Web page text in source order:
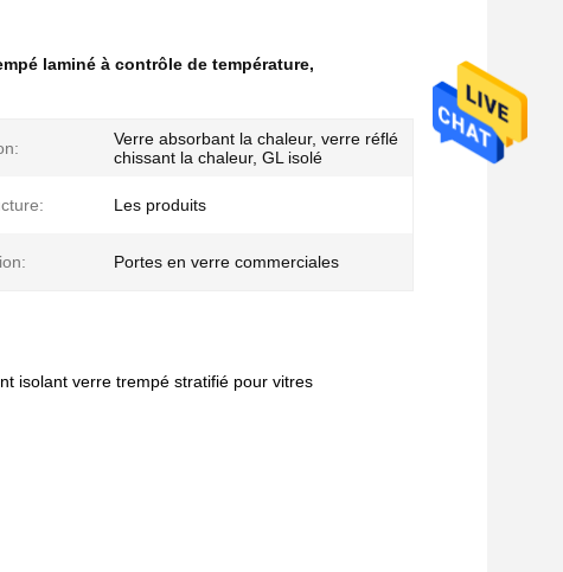
laminé à contrôle de température,
Verre absorbant la chaleur, verre réflé
chissant la chaleur, GL isolé
Les produits
Portes en verre commerciales
isolant verre trempé stratifié pour vitres